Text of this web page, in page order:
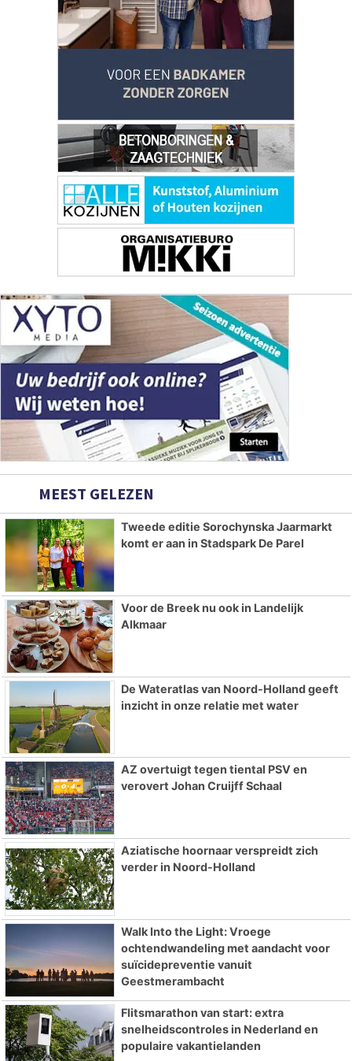
MEEST GELEZEN
Tweede editie Sorochynska Jaarmarkt
komt er aan in Stadspark De Parel
Voor de Breek nu ook in Landelijk
Alkmaar
De Wateratlas van Noord-Holland geeft
inzicht in onze relatie met water
AZ overtuigt tegen tiental PSV en
verovert Johan Cruijff Schaal
Aziatische hoornaar verspreidt zich
verder in Noord-Holland
Walk Into the Light: Vroege
ochtendwandeling met aandacht voor
suïcidepreventie vanuit
Geestmerambacht
Flitsmarathon van start: extra
snelheidscontroles in Nederland en
populaire vakantielanden